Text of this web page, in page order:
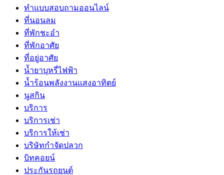
ทำแบบสอบถามออนไลน์
ที่นอนลม
ที่พักชะอำ
ที่พักอาศัย
ที่อยู่อาศัย
น้ำยาบุหรี่ไฟฟ้า
น้ำร้อนพลังงานแสงอาทิตย์
นูสกิน
บริการ
บริการเช่า
บริการให้เช่า
บริษัทกำจัดปลวก
บิทคอยน์
ประกันรถยนต์